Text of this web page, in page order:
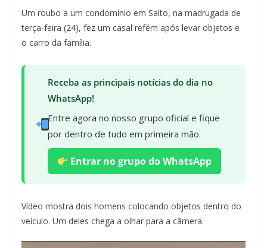
Um roubo a um condomínio em Salto, na madrugada de
terça-feira (24), fez um casal refém após levar objetos e
o carro da família.
Receba as principais notícias do dia no
WhatsApp!
Entre agora no nosso grupo oficial e fique
por dentro de tudo em primeira mão.
Entrar no grupo do WhatsApp
Vídeo mostra dois homens colocando objetos dentro do
veículo. Um deles chega a olhar para a câmera.